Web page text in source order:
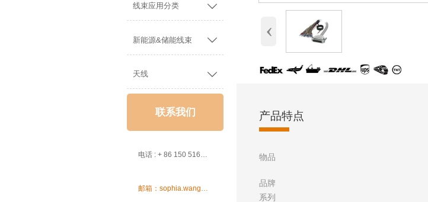
线束应用分类 
新能源&储能线束 
天线 
联系我们
电话 : + 86 150 5162 5639

‹
产品特点
物品
品牌
系列